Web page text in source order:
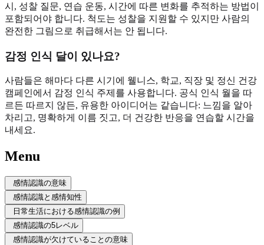
시, 성찰 질문, 연습 운동, 시간에 따른 변화를 추적하는 방법이
포함되어야 합니다. 척도는 성찰을 지원할 수 있지만 사람의
완전한 그림으로 취급해서는 안 됩니다.
감정 인식 달이 있나요?
사람들은 해마다 다른 시기에 웰니스, 학교, 직장 및 정신 건강
캠페인에서 감정 인식 주제를 사용합니다. 공식 인식 월을 따
르든 따르지 않든, 유용한 아이디어는 같습니다: 느낌을 알아
차리고, 명확하게 이름 짓고, 더 건강한 반응을 연습할 시간을
내세요.
Menu
感情認識の意味
感情認識と感情知性
日常生活における感情認識の例
感情認識の5レベル
感情認識が欠けていることの意味